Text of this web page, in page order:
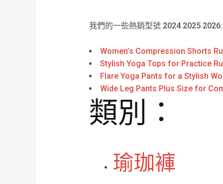
我們的一些熱銷型號 2024 2025
Women’s Compression Shorts
Stylish Yoga Tops for Practice
Flare Yoga Pants for a Stylish
Wide Leg Pants Plus Size for
類別：
瑜珈褲